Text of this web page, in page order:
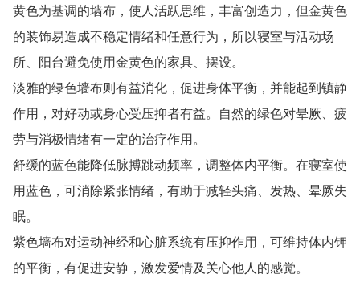
黄色为基调的墙布，使人活跃思维，丰富创造力，但金黄色
的装饰易造成不稳定情绪和任意行为，所以寝室与活动场
所、阳台避免使用金黄色的家具、摆设。
淡雅的绿色墙布则有益消化，促进身体平衡，并能起到镇静
作用，对好动或身心受压抑者有益。自然的绿色对晕厥、疲
劳与消极情绪有一定的治疗作用。
舒缓的蓝色能降低脉搏跳动频率，调整体内平衡。在寝室使
用蓝色，可消除紧张情绪，有助于减轻头痛、发热、晕厥失
眠。
紫色墙布对运动神经和心脏系统有压抑作用，可维持体内钾
的平衡，有促进安静，激发爱情及关心他人的感觉。